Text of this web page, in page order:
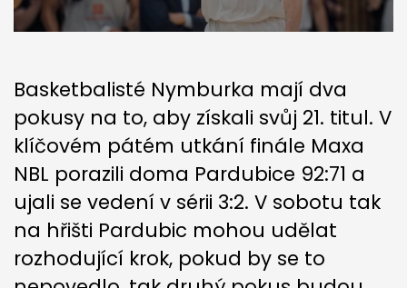
Basketbalisté Nymburka mají dva
pokusy na to, aby získali svůj 21. titul. V
klíčovém pátém utkání finále Maxa
NBL porazili doma Pardubice 92:71 a
ujali se vedení v sérii 3:2. V sobotu tak
na hřišti Pardubic mohou udělat
rozhodující krok, pokud by se to